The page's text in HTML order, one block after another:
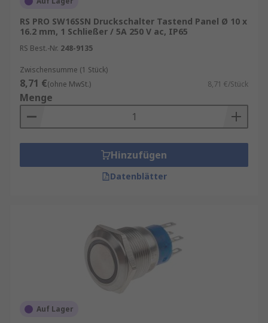
Weitere Informationen finden Sie in unserem
Drucktaster Leitfaden.
Finden Sie weitere verwandte Produkte wie
Steuerstationgehäuse
Drucktasterabdeckungenund allgemein
Schalter
Drucktasterschalter kaufen
RS bietet Ihnen eine große Auswahl an
robusten, vandalensicheren Modellen – bei uns
finden Sie immer die passende Lösung.
Unser Sortiment enthält Qualitätsprodukte von
TE Connectivity
Marke.
RS PRO SW16SSN Druckschalter Tastend Panel Ø 10 x
16.2 mm, 1 Schließer / 5A 250 V ac, IP65
RS Best.-Nr. 248-9135
Zwischensumme (1 Stück)
8,71 €(ohne MwSt.) 8,71 €/Stück
Menge
Hinzufügen
Datenblätter
Auf Lager